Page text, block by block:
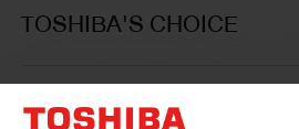
TOSHIBA'S CHOICE
เชื่อมต่อกับเรา: